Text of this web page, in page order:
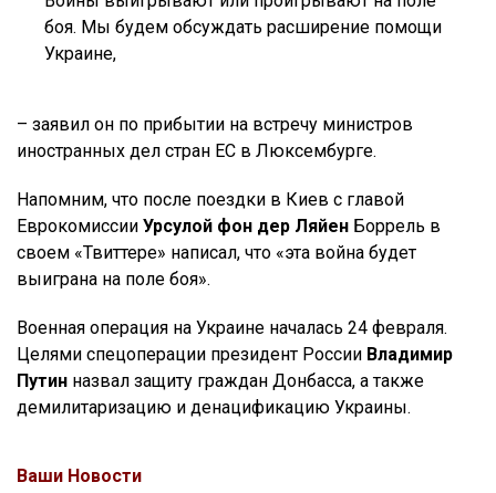
боя. Мы будем обсуждать расширение помощи
Украине,
– заявил он по прибытии на встречу министров
иностранных дел стран ЕС в Люксембурге.
Напомним, что после поездки в Киев с главой
Еврокомиссии Урсулой фон дер Ляйен Боррель в
своем «Твиттере» написал, что «эта война будет
выиграна на поле боя».
Военная операция на Украине началась 24 февраля.
Целями спецоперации президент России Владимир
Путин назвал защиту граждан Донбасса, а также
демилитаризацию и денацификацию Украины.
Ваши Новости